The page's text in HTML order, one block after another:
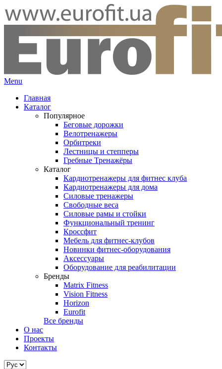
Menu
Главная
Каталог
Популярное
Беговые дорожки
Велотренажеры
Орбитреки
Лестницы и степперы
Гребные Тренажёры
Каталог
Кардиотренажеры для фитнес клуба
Кардиотренажеры для дома
Силовые тренажеры
Свободные веса
Силовые рамы и стойки
Функциональный тренинг
Кроссфит
Мебель для фитнес-клубов
Новинки фитнес-оборудования
Аксессуары
Оборудование для реабилитации
Бренды
Matrix Fitness
Vision Fitness
Horizon
Eurofit
Все бренды
О нас
Проекты
Контакты